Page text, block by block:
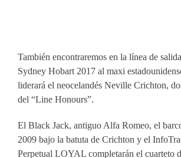
También encontraremos en la línea de
Sydney Hobart 2017 al maxi
liderará el neocelandés Neville Crichton,
del “Line Honours”.
El Black Jack, antiguo Alfa Romeo, el
2009 bajo la batuta de Crichton y el
Perpetual LOYAL completarán el cuarteto